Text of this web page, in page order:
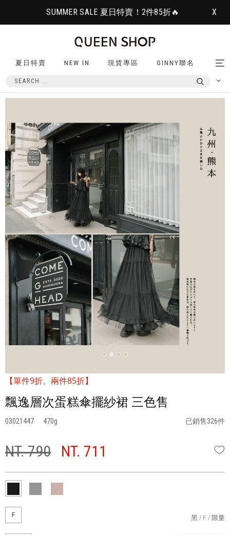
SUMMER SALE 夏日特賣！2件85折🔥 X
夏日特賣 NEW IN 現貨專區 GINNY聯名
【單件9折、兩件85折】
飄逸層次蛋糕傘擺紗裙 三色售
03021447 470 已銷售326件
NT. 790 NT. 711
F 黑 F 限量